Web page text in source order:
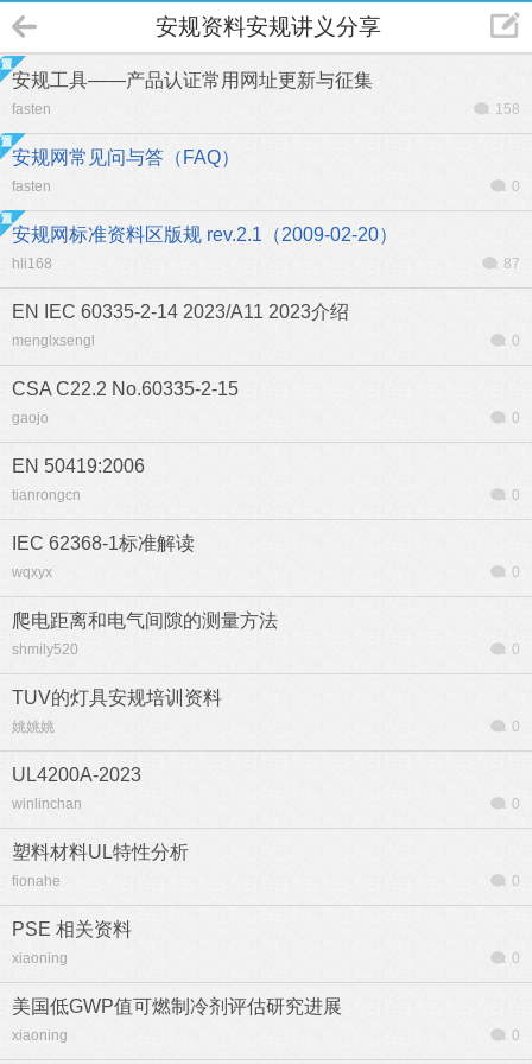
安规资料安规讲义分享
安规工具——产品认证常用网址更新与征集
fasten 158
安规网常见问与答（FAQ）
fasten 0
安规网标准资料区版规 rev.2.1（2009-02-20）
hli168 87
EN IEC 60335-2-14 2023/A11 2023介绍
menglxsengl 0
CSA C22.2 No.60335-2-15
gaojo 0
EN 50419:2006
tianrongcn 0
IEC 62368-1标准解读
wqxyx 0
爬电距离和电气间隙的测量方法
shmily520 0
TUV的灯具安规培训资料
姚姚姚 0
UL4200A-2023
winlinchan 0
塑料材料UL特性分析
fionahe 0
PSE 相关资料
xiaoning 0
美国低GWP值可燃制冷剂评估研究进展
xiaoning 0